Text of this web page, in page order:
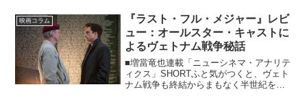
されたポスターも、いつもより華やかに
感じられますが……...
映画コラム
『ラスト・フル・メジャー』レビ
ュー：オールスター・キャストに
よるヴェトナム戦争秘話
■増當竜也連載「ニューシネマ・アナリテ
ィクス」SHORTふと気がつくと、ヴェト
ナム戦争も終結からまもなく半世紀を迎